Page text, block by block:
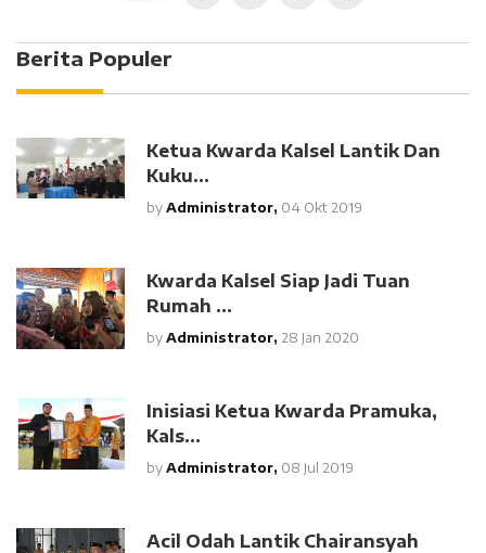
Berita Populer
Ketua Kwarda Kalsel Lantik Dan
Kuku...
by Administrator, 04 Okt 2019
Kwarda Kalsel Siap Jadi Tuan
Rumah ...
by Administrator, 28 Jan 2020
Inisiasi Ketua Kwarda Pramuka,
Kals...
by Administrator, 08 Jul 2019
Acil Odah Lantik Chairansyah